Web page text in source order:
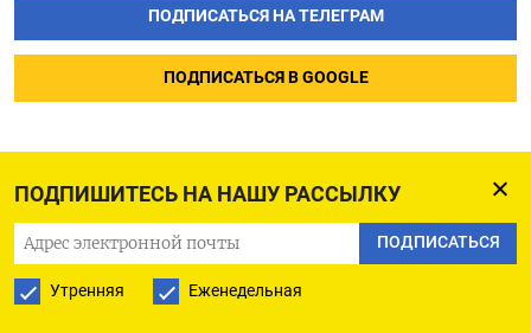
ПОДПИШИТЕСЬ НА НАШУ РАССЫЛКУ
ПОДПИСАТЬСЯ
Утренняя Еженедельная
ПОДПИСАТЬСЯ НА ТЕЛЕГРАМ
ПОДПИСАТЬСЯ В GOOGLE
Путин повысил
до командующего ВВС